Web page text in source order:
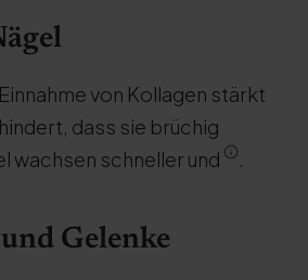
von Kollagen stärkt
dass sie brüchig
wachsen schneller und
Gelenke